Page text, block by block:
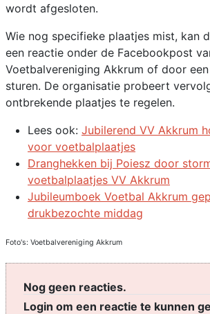
wordt afgesloten.
Wie nog specifieke plaatjes mist, kan
een reactie onder de Facebookpost
Voetbalvereniging Akkrum of door
sturen. De organisatie probeert
ontbrekende plaatjes te regelen.
Lees ook: Jubilerend VV Akkrum
voor voetbalplaatjes
Dranghekken bij Poiesz door
voetbalplaatjes VV Akkrum
Jubileumboek Voetbal Akkrum
drukbezochte middag
Foto's: Voetbalvereniging Akkrum
Nog geen reacties.
Login om een reactie te kunnen